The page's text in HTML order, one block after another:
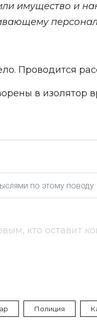
имущество и
Проводится
в изолятор
кто оставит
Полиция